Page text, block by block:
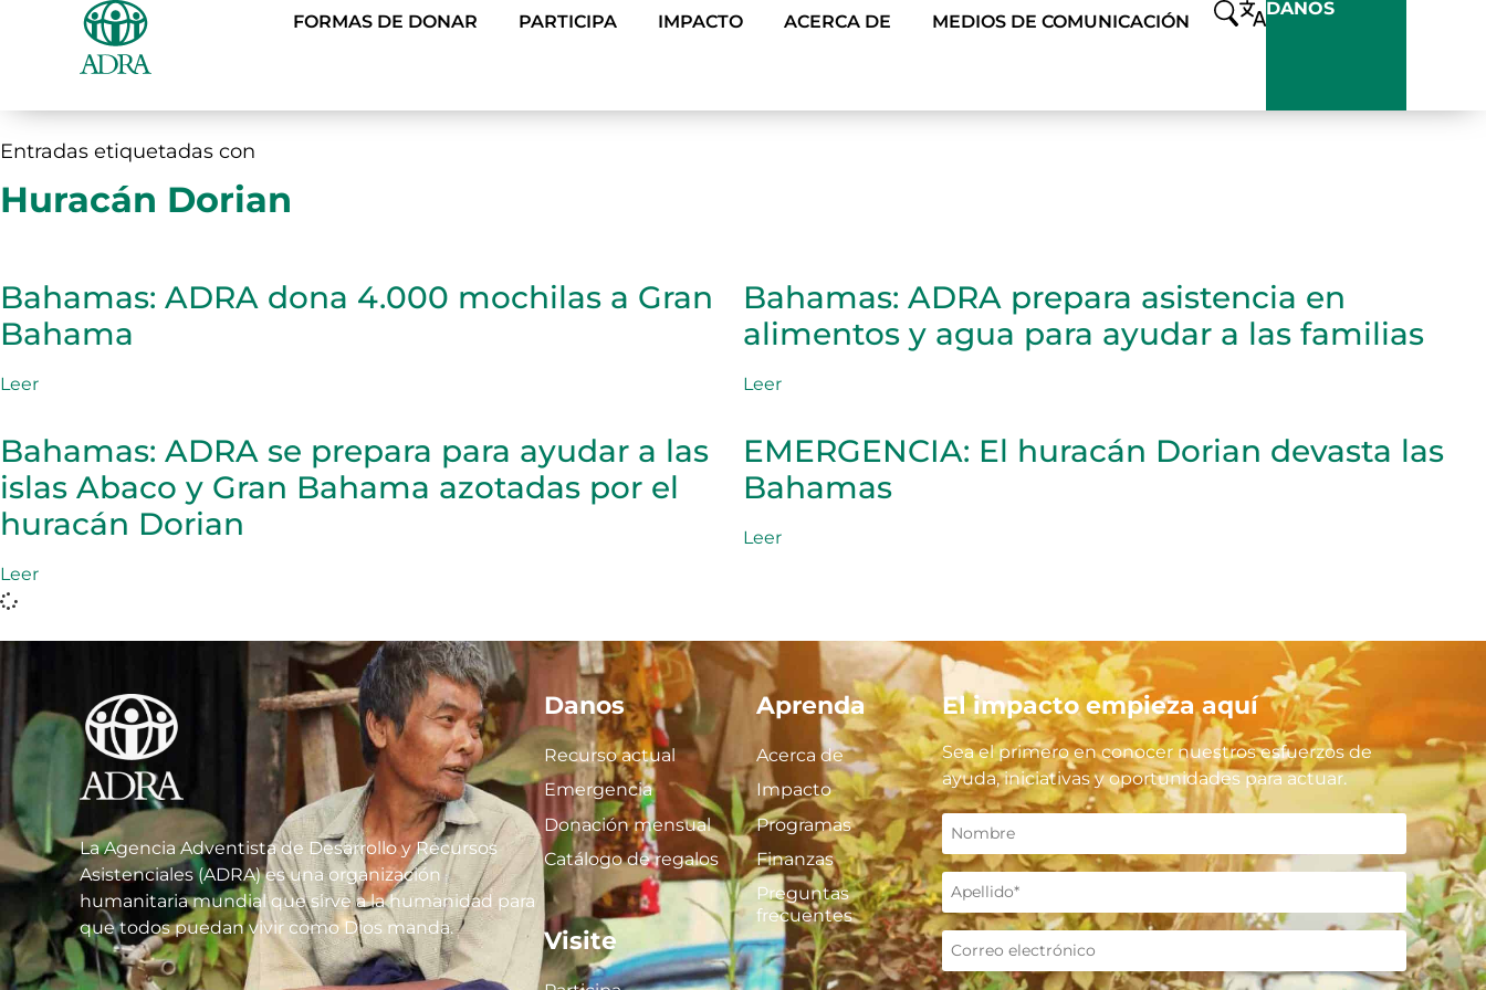
FORMAS DE DONAR PARTICIPA IMPACTO ACERCA DE MEDIOS DE COMUNICACIÓN
DANOS
Entradas etiquetadas con
Huracán Dorian
Bahamas: ADRA dona 4.000 mochilas a Gran
Bahama
Leer
Bahamas: ADRA prepara asistencia en
alimentos y agua para ayudar a las familias
Leer
Bahamas: ADRA se prepara para ayudar a las
islas Abaco y Gran Bahama azotadas por el
huracán Dorian
Leer
EMERGENCIA: El huracán Dorian devasta las
Bahamas
Leer
La Agencia Adventista de Desarrollo y Recursos
Asistenciales (ADRA) es una organización
humanitaria mundial que sirve a la humanidad para
que todos puedan vivir como Dios manda.
Danos
Recurso actual
Emergencia
Donación mensual
Catálogo de regalos
Visite
Aprenda
Acerca de
Impacto
Programas
Finanzas
Preguntas
frecuentes
El impacto empieza aquí
Sea el primero en conocer nuestros esfuerzos de
ayuda, iniciativas y oportunidades para actuar.